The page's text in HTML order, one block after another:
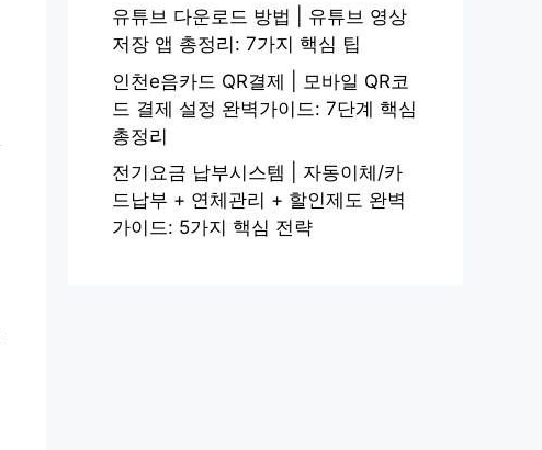
유튜브 다운로드 방법 | 유튜브 영상
저장 앱 총정리: 7가지 핵심 팁
인천e음카드 QR결제 | 모바일 QR코
드 결제 설정 완벽가이드: 7단계 핵심
총정리
전기요금 납부시스템 | 자동이체/카
드납부 + 연체관리 + 할인제도 완벽
가이드: 5가지 핵심 전략